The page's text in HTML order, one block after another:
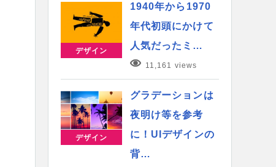
デザイン
1940年から1970
年代初頭にかけて
人気だったミ…
11,161 views
デザイン
グラデーションは
夜明け等を参考
に！UIデザインの
背…